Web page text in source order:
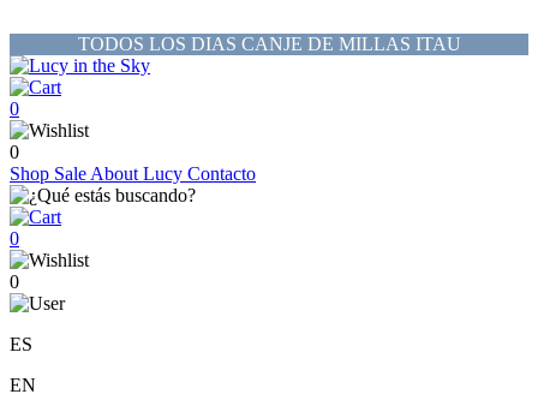
TODOS LOS DIAS CANJE DE MILLAS ITAU
0
0
Shop Sale About Lucy Contacto
0
0
ES
EN